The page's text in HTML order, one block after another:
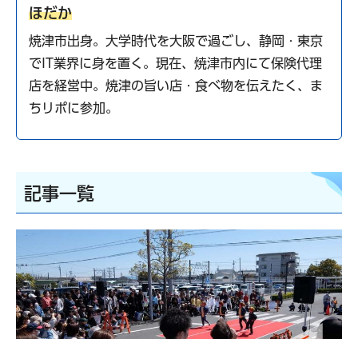
ほだか
焼津市出身。大学時代を大阪で過ごし、静岡・東京
でIT業界に身を置く。現在、焼津市内にて保険代理
店を経営中。焼津の旨い店・食べ物を伝えたく、ま
ちリポに参加。
記事一覧